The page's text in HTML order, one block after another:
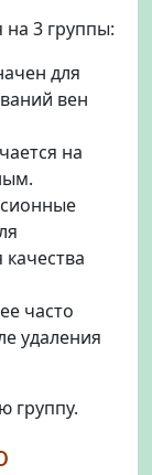
3 группы:
для
вен
на
часто
удаления
группу.